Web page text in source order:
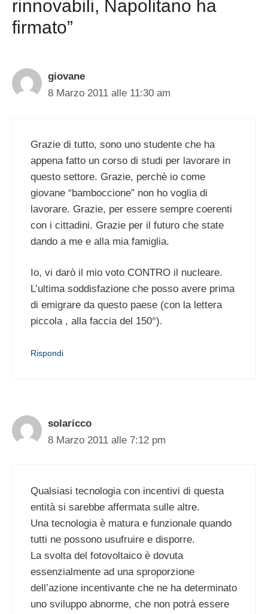
rinnovabili, Napolitano ha
firmato”
giovane
8 Marzo 2011 alle 11:30 am
Grazie di tutto, sono uno studente che ha
appena fatto un corso di studi per lavorare in
questo settore. Grazie, perchè io come
giovane “bamboccione” non ho voglia di
lavorare. Grazie, per essere sempre coerenti
con i cittadini. Grazie per il futuro che state
dando a me e alla mia famiglia.
Io, vi darò il mio voto CONTRO il nucleare.
L’ultima soddisfazione che posso avere prima
di emigrare da questo paese (con la lettera
piccola , alla faccia del 150°).
Rispondi
solaricco
8 Marzo 2011 alle 7:12 pm
Qualsiasi tecnologia con incentivi di questa
entità si sarebbe affermata sulle altre.
Una tecnologia è matura e funzionale quando
tutti ne possono usufruire e disporre.
La svolta del fotovoltaico è dovuta
essenzialmente ad una sproporzione
dell’azione incentivante che ne ha determinato
uno sviluppo abnorme, che non potrà essere